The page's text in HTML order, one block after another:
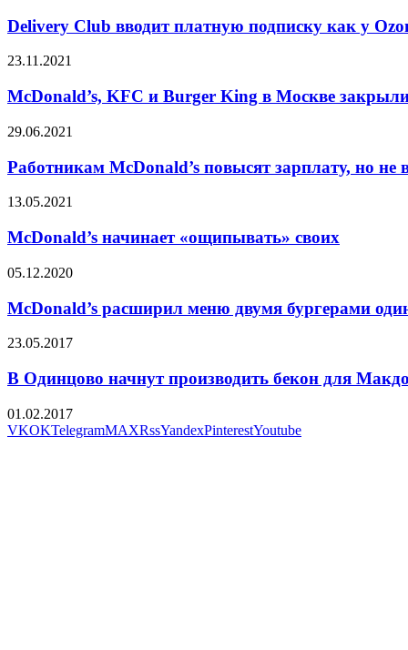
Delivery Club вводит платную подписку как у
23.11.2021
McDonald’s, KFC и Burger King в Москве
29.06.2021
Работникам McDonald’s повысят зарплату, но не
13.05.2021
McDonald’s начинает «ощипывать» своих
05.12.2020
McDonald’s расширил меню двумя бургерами
23.05.2017
В Одинцово начнут производить бекон для
01.02.2017
VKOKTelegramMAXRssYandexPinterestYoutube